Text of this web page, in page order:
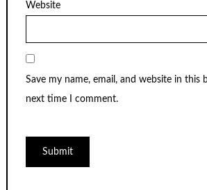
Website
Save my name, email, and website in this
next time I comment.